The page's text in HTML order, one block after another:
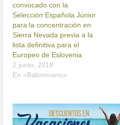
convocado con la
Selección Española Júnior
para la concentración en
Sierra Nevada previa a la
lista definitiva para el
Europeo de Eslovenia
2 junio, 2018
En «Balonmano»